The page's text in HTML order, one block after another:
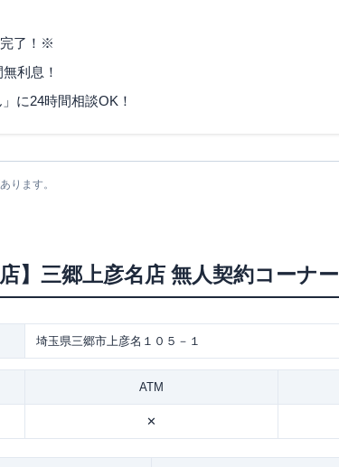
了！※
利息！
に24時間相談OK！
ります。
店】三郷上彦名店 無人契約コーナー
埼玉県三郷市上彦名１０５－１
ATM
✕